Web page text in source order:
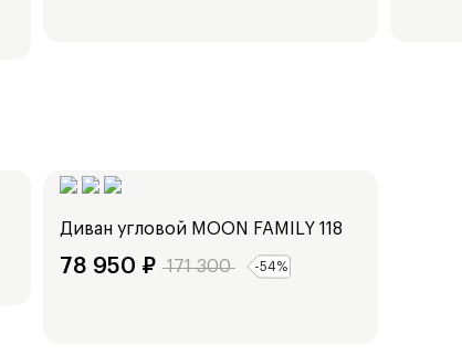
Диван угловой MOON FAMILY 118
78 950 ₽ 171 300 -54%